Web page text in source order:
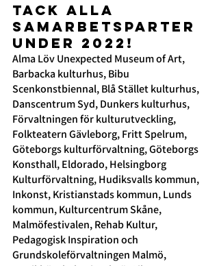
TACK alla
samarbetsparter
under 2022!
Alma Löv Unexpected Museum of Art,
Barbacka kulturhus, Bibu
Scenkonstbiennal, Blå Stället kulturhus,
Danscentrum Syd, Dunkers kulturhus,
Förvaltningen för kulturutveckling,
Folkteatern Gävleborg, Fritt Spelrum,
Göteborgs kulturförvaltning, Göteborgs
Konsthall, Eldorado, Helsingborg
Kulturförvaltning, Hudiksvalls kommun,
Inkonst, Kristianstads kommun, Lunds
kommun, Kulturcentrum Skåne,
Malmöfestivalen, Rehab Kultur,
Pedagogisk Inspiration och
Grundskoleförvaltningen Malmö,